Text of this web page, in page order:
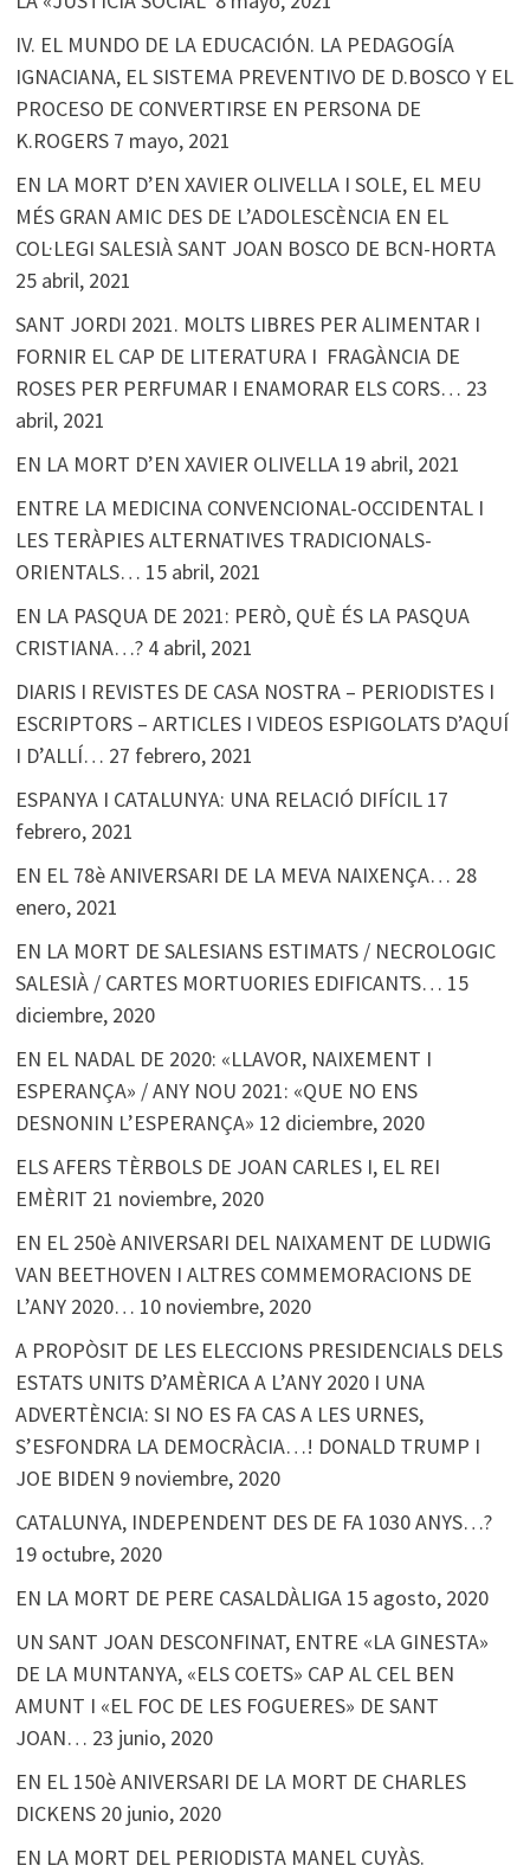
IV. EL MUNDO DE LA EDUCACIÓN. LA PEDAGOGÍA
IGNACIANA, EL SISTEMA PREVENTIVO DE D.BOSCO Y EL
PROCESO DE CONVERTIRSE EN PERSONA DE
K.ROGERS 7 mayo, 2021
EN LA MORT D’EN XAVIER OLIVELLA I SOLE, EL MEU
MÉS GRAN AMIC DES DE L’ADOLESCÈNCIA EN EL
COL·LEGI SALESIÀ SANT JOAN BOSCO DE BCN-HORTA
25 abril, 2021
SANT JORDI 2021. MOLTS LIBRES PER ALIMENTAR I
FORNIR EL CAP DE LITERATURA I FRAGÀNCIA DE
ROSES PER PERFUMAR I ENAMORAR ELS CORS… 23
abril, 2021
EN LA MORT D’EN XAVIER OLIVELLA 19 abril, 2021
ENTRE LA MEDICINA CONVENCIONAL-OCCIDENTAL I
LES TERÀPIES ALTERNATIVES TRADICIONALS-
ORIENTALS… 15 abril, 2021
EN LA PASQUA DE 2021: PERÒ, QUÈ ÉS LA PASQUA
CRISTIANA…? 4 abril, 2021
DIARIS I REVISTES DE CASA NOSTRA – PERIODISTES I
ESCRIPTORS – ARTICLES I VIDEOS ESPIGOLATS D’AQUÍ
I D’ALLÍ… 27 febrero, 2021
ESPANYA I CATALUNYA: UNA RELACIÓ DIFÍCIL 17
febrero, 2021
EN EL 78è ANIVERSARI DE LA MEVA NAIXENÇA… 28
enero, 2021
EN LA MORT DE SALESIANS ESTIMATS / NECROLOGIC
SALESIÀ / CARTES MORTUORIES EDIFICANTS… 15
diciembre, 2020
EN EL NADAL DE 2020: «LLAVOR, NAIXEMENT I
ESPERANÇA» / ANY NOU 2021: «QUE NO ENS
DESNONIN L’ESPERANÇA» 12 diciembre, 2020
ELS AFERS TÈRBOLS DE JOAN CARLES I, EL REI
EMÈRIT 21 noviembre, 2020
EN EL 250è ANIVERSARI DEL NAIXAMENT DE LUDWIG
VAN BEETHOVEN I ALTRES COMMEMORACIONS DE
L’ANY 2020… 10 noviembre, 2020
A PROPÒSIT DE LES ELECCIONS PRESIDENCIALS DELS
ESTATS UNITS D’AMÈRICA A L’ANY 2020 I UNA
ADVERTÈNCIA: SI NO ES FA CAS A LES URNES,
S’ESFONDRA LA DEMOCRÀCIA…! DONALD TRUMP I
JOE BIDEN 9 noviembre, 2020
CATALUNYA, INDEPENDENT DES DE FA 1030 ANYS…?
19 octubre, 2020
EN LA MORT DE PERE CASALDÀLIGA 15 agosto, 2020
UN SANT JOAN DESCONFINAT, ENTRE «LA GINESTA»
DE LA MUNTANYA, «ELS COETS» CAP AL CEL BEN
AMUNT I «EL FOC DE LES FOGUERES» DE SANT
JOAN… 23 junio, 2020
EN EL 150è ANIVERSARI DE LA MORT DE CHARLES
DICKENS 20 junio, 2020
EN LA MORT DEL PERIODISTA MANEL CUYÀS.